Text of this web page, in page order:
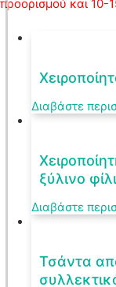
προορισμού και 10-
Διαβάστε
ξύλινο
Διαβάστε
Τσάντα